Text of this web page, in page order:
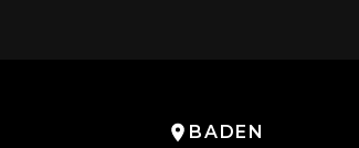
BADEN